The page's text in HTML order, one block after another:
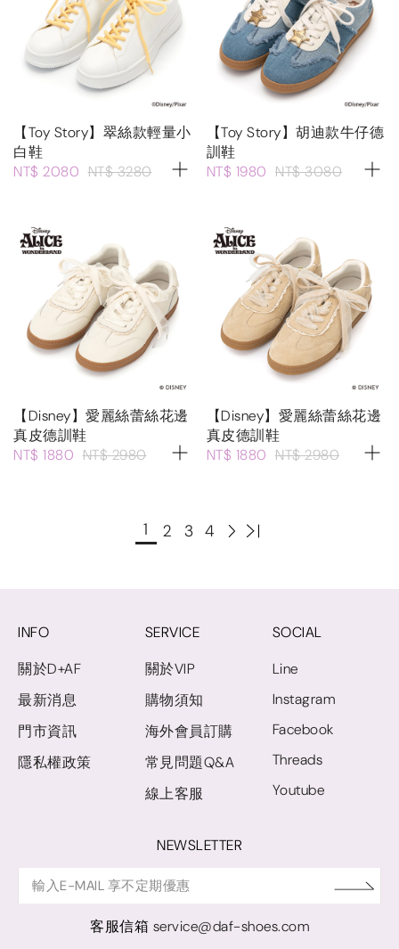
【Toy Story】翠絲款輕量小
白鞋
NT$ 2080 NT$ 3280
【Toy Story】胡迪款牛仔德
訓鞋
NT$ 1980 NT$ 3080
【Disney】愛麗絲蕾絲花邊
真皮德訓鞋
NT$ 1880 NT$ 2980
【Disney】愛麗絲蕾絲花邊
真皮德訓鞋
NT$ 1880 NT$ 2980
1 2 3 4
INFO
關於D+AF
最新消息
門市資訊
隱私權政策
SERVICE
關於VIP
購物須知
海外會員訂購
常見問題Q&A
線上客服
SOCIAL
Line
Instagram
Facebook
Threads
Youtube
NEWSLETTER
客服信箱 service@daf-shoes.com